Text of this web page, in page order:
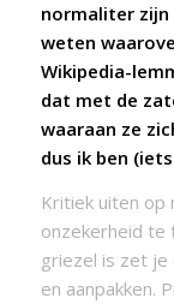
normaliter zijn
weten
Wikipedia-
dat met de
waaraan ze
dus ik ben
Kritiek uiten op
onzekerheid te
griezel is zet je
en aanpakken.